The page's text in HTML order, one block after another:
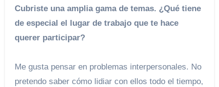
Cubriste una amplia gama de temas. ¿Qué tiene
de especial el lugar de trabajo que te hace
querer participar?
Me gusta pensar en problemas interpersonales. No
pretendo saber cómo lidiar con ellos todo el tiempo,